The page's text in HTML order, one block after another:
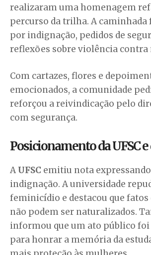
realizaram uma homenagem
percurso da trilha. A caminhada
por indignação, pedidos de
reflexões sobre violência contra
Com cartazes, flores e
emocionados, a comunidade
reforçou a reivindicação pelo
com segurança.
Posicionamento da UFSC e
A UFSC emitiu nota
indignação. A universidade
feminicídio e destacou que fatos
não podem ser naturalizados.
informou que um ato público
para honrar a memória da